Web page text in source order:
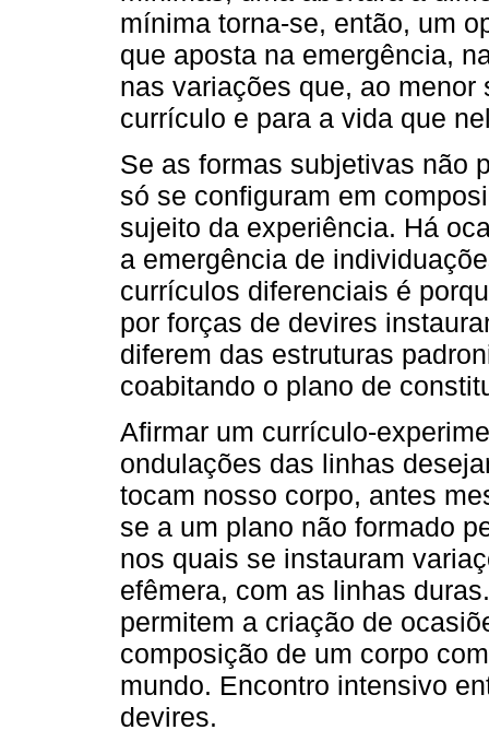
mínima torna-se, então, um
que aposta na emergência,
nas variações que, ao
currículo e para a vida que
Se as formas subjetivas não
só se configuram em
sujeito da experiência. Há
a emergência de
currículos diferenciais é
por forças de devires
diferem das estruturas
coabitando o plano de
Afirmar um currículo-
ondulações das linhas
tocam nosso corpo, antes
se a um plano não formado
nos quais se instauram
efêmera, com as linhas
permitem a criação de
composição de um corpo
mundo. Encontro intensivo
devires.